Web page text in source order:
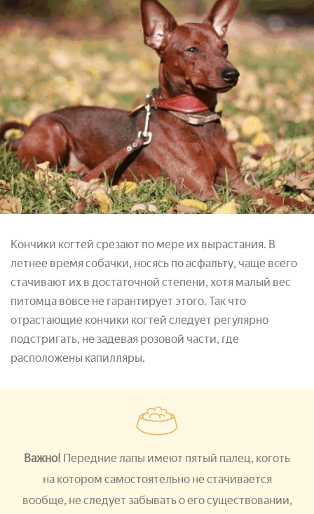
Кончики когтей срезают по мере их вырастания. В
летнее время собачки, носясь по асфальту, чаще всего
стачивают их в достаточной степени, хотя малый вес
питомца вовсе не гарантирует этого. Так что
отрастающие кончики когтей следует регулярно
подстригать, не задевая розовой части, где
расположены капилляры.
Важно! Передние лапы имеют пятый палец, коготь
на котором самостоятельно не стачивается
вообще, не следует забывать о его существовании,